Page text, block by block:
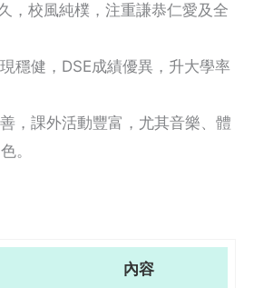
，校風純樸，注重謙恭仁愛及全
穩健，DSE成績優異，升大學率
，課外活動豐富，尤其音樂、體
。
內容